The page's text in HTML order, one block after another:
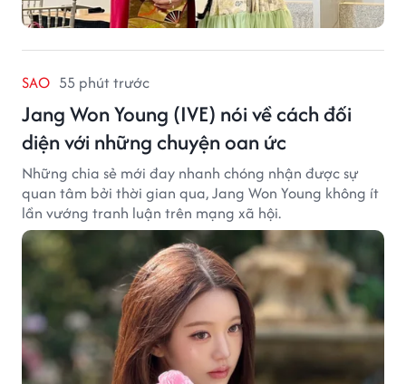
SAO 55 phút trước
Jang Won Young (IVE) nói về cách đối
diện với những chuyện oan ức
Những chia sẻ mới đay nhanh chóng nhận được sự
quan tâm bởi thời gian qua, Jang Won Young không ít
lần vướng tranh luận trên mạng xã hội.